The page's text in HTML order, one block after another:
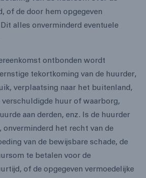
of de door hem opgegeven
alles onverminderd eventuele
ontbonden wordt
tekortkoming van de huurder,
verplaatsing naar het buitenland,
huur of waarborg,
aan derden, enz. Is de huurder
het recht van de
van de bewijsbare schade, de
te betalen voor de
of de opgegeven vermoedelijke